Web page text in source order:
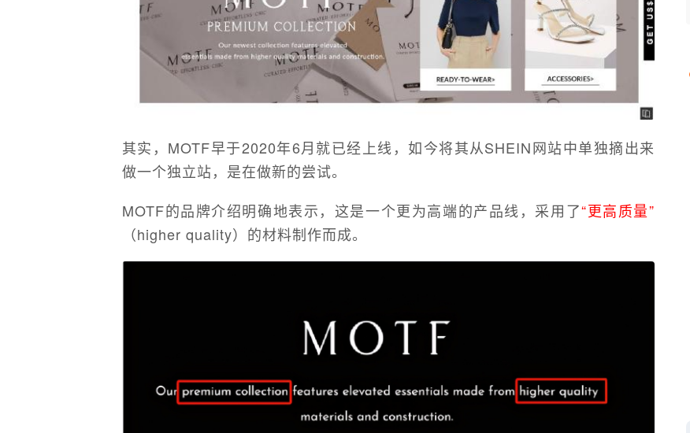
其实，MOTF早于2020年6月就已经上线，如今将其从SHEIN网站中单独摘出来
做一个独立站，是在做新的尝试。
MOTF的品牌介绍明确地表示，这是一个更为高端的产品线，采用了“更高质量”
（higher quality）的材料制作而成。